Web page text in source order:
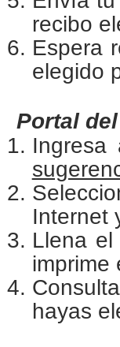
recibo
Espera
elegido
Portal
Internet
Llena
imprime
hayas